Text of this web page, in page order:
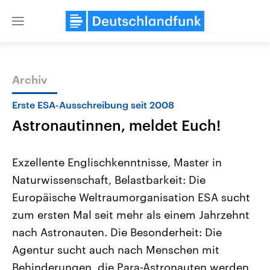
Close
Themen
Landtagswahl Sachsen-Anhalt
2026
Alle Informationen
Sachsen-Anhalt wählt am 6.
September 2026 einen neuen
Landtag. Seit 2021 wird das
Bundesland von einer Koalition aus
USA
Aktuelle Beiträge,
Hintergründe
Wirtschaftlich und
gehören die Vereinigten
mit großem Einfluss auf
Archiv
Erste ESA-Ausschreibung seit 2008
Astronautinnen, meldet Euch!
Exzellente Englischkenntnisse, Master in
Naturwissenschaft, Belastbarkeit: Die
Europäische Weltraumorganisation ESA sucht
zum ersten Mal seit mehr als einem Jahrzehnt
nach Astronauten. Die Besonderheit: Die
Agentur sucht auch nach Menschen mit
Behinderungen, die Para-Astronauten werden